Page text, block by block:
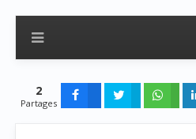
2
Partages